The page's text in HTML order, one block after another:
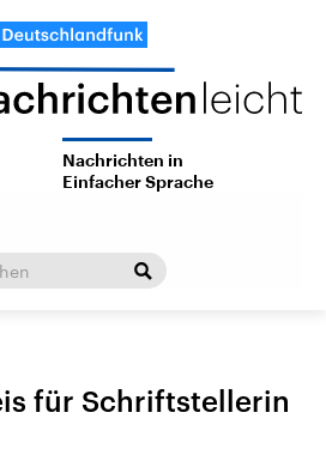
Nachrichten in
Einfacher Sprache
für Schriftstellerin